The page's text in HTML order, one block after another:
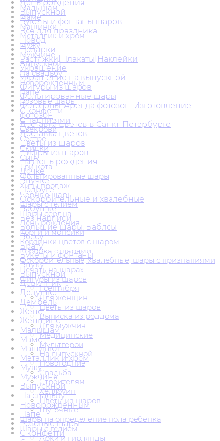
Малышам
Маме
Машинки
Металлик и хром
Мужу
Мужчине
Выпускной
На свадьбу
Новорожденным
Папе
Розовые шары
С конфетти
С надписями
Свекрови
Сестре
Скидки
Сыну
Три кота
Фольгированные шары
Хиты продаж
Черные шары
Шары с гелием
Шары сердца
День рождения
Корги и мопсики
Корзинки цветов с шаром
Коробка с шарами
Оскорбительные, хвалебные, шары с признаниями
Печать на шарах
Фигуры из шаров
1 сентября
Для женщин
Цветы из шаров
Выписка из роддома
Для мужчин
Медицинские
Мультгерои
На выпускной
Новогодние
Свадьба
Строителям
Хеллоуин
Цветы из шаров
Шуточные
Шары на определение пола ребенка
Шары с гелием
Арки и гирлянды
День рождения
Выпускной
Букеты и фонтаны шаров
Всё для праздника
Повод
Подарки
Растяжки|Плакаты|Наклейки
Украшение
Украшение на выпускной
Фигуры из шаров
Фольгированные шары
Фотозоны. Аренда фотозон. Изготовление
фотозон
Доставка цветов в Санкт-Петербурге
Доставка цветов
Цветы из шаров
Цифры из шаров
На День рождения
Дочке
Внучке
Подруге
Оскорбительные и хвалебные
Бабушке
Без надписи
Большие шары. Баблсы
Боссу
Брату
Букеты и фонтаны
Внуку
Выпускной
Девичник
Дедушке
Дембель
Жене
Женщине
Малышам
Маме
Машинки
Металлик и хром
Мужу
Мужчине
Выпускной
На свадьбу
Новорожденным
Папе
Розовые шары
С конфетти